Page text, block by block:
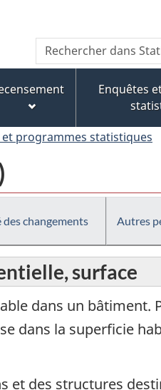
au
contenu
principal
« À
propos
de
ce
version
HTML
simplifiée
Recherche
Rechercher
dans
Canada
Enquêtes
et programmes statistiques
des changements Autres
surface
dans un bâtiment.
dans la superficie
et des structures